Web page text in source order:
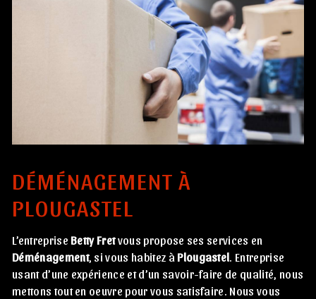
DÉMÉNAGEMENT À
PLOUGASTEL
L’entreprise Betty Fretvous propose ses services en
Déménagement, si vous habitez à Plougastel. Entreprise
usant d’une expérience et d’un savoir-faire de qualité, nous
mettons tout en oeuvre pour vous satisfaire. Nous vous